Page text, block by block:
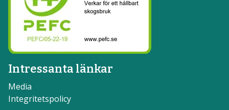
Intressanta länkar
Media
Integritetspolicy